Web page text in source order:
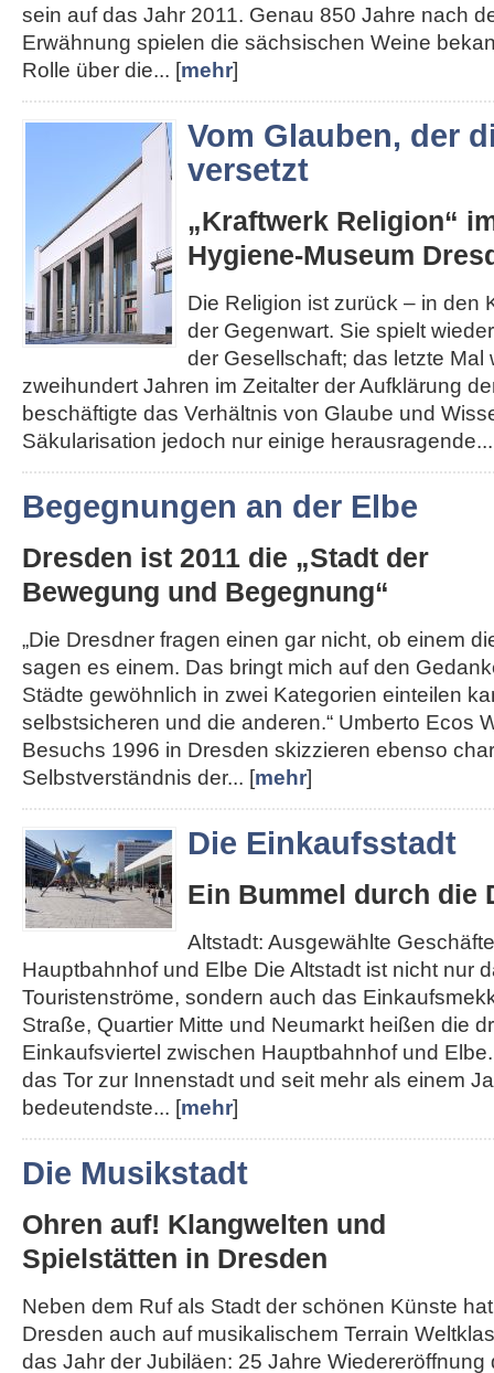
sein auf das Jahr 2011. Genau 850 Jahre nach
Erwähnung spielen die sächsischen Weine
Rolle über die... [mehr]
Vom Glauben, der
versetzt
„Kraftwerk Religion“
Hygiene-Museum
Die Religion ist zurück – in den
der Gegenwart. Sie spielt
der Gesellschaft; das letzte Mal
zweihundert Jahren im Zeitalter der Aufklärung
beschäftigte das Verhältnis von Glaube und
Säkularisation jedoch nur einige
Begegnungen an der Elbe
Dresden ist 2011 die „Stadt der
Bewegung und Begegnung“
„Die Dresdner fragen einen gar nicht, ob einem
sagen es einem. Das bringt mich auf den
Städte gewöhnlich in zwei Kategorien einteilen
selbstsicheren und die anderen.“ Umberto Ecos
Besuchs 1996 in Dresden skizzieren ebenso
Selbstverständnis der... [mehr]
Die Einkaufsstadt
Ein Bummel durch die
Altstadt: Ausgewählte
Hauptbahnhof und Elbe Die Altstadt ist nicht nur
Touristenströme, sondern auch das
Straße, Quartier Mitte und Neumarkt heißen die
Einkaufsviertel zwischen Hauptbahnhof und
das Tor zur Innenstadt und seit mehr als einem
bedeutendste... [mehr]
Die Musikstadt
Ohren auf! Klangwelten und
Spielstätten in Dresden
Neben dem Ruf als Stadt der schönen Künste hat
Dresden auch auf musikalischem Terrain
das Jahr der Jubiläen: 25 Jahre Wiedereröffnung